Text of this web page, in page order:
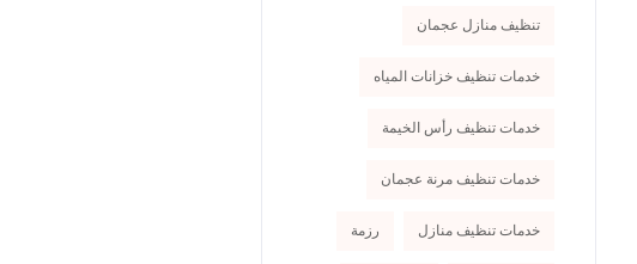
تنظيف منازل عجمان
خدمات تنظيف خزانات المياه
خدمات تنظيف رأس الخيمة
خدمات تنظيف مرنة عجمان
خدمات تنظيف منازل رزمة